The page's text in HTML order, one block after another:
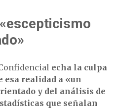
echa la culpa
esa realidad a «un
y del análisis de
que señalan